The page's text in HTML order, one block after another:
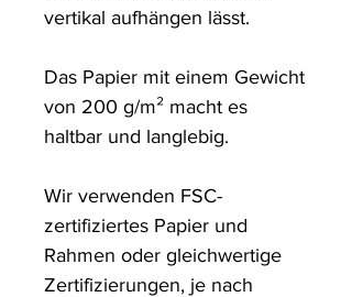
vertikal aufhängen lässt.
Das Papier mit einem Gewicht
von 200 g/m² macht es
haltbar und langlebig.
Wir verwenden FSC-
zertifiziertes Papier und
Rahmen oder gleichwertige
Zertifizierungen, je nach